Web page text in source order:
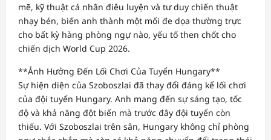
mẽ, kỹ thuật cá nhân điêu luyện và tư duy chiến thuật
nhạy bén, biến anh thành một mối đe dọa thường trực
cho bất kỳ hàng phòng ngự nào, yếu tố then chốt cho
chiến dịch World Cup 2026.
**Ảnh Hưởng Đến Lối Chơi Của Tuyển Hungary**
Sự hiện diện của Szoboszlai đã thay đổi đáng kể lối chơi
của đội tuyển Hungary. Anh mang đến sự sáng tạo, tốc
độ và khả năng đột biến mà trước đây đội tuyển còn
thiếu. Với Szoboszlai trên sân, Hungary không chỉ phòng